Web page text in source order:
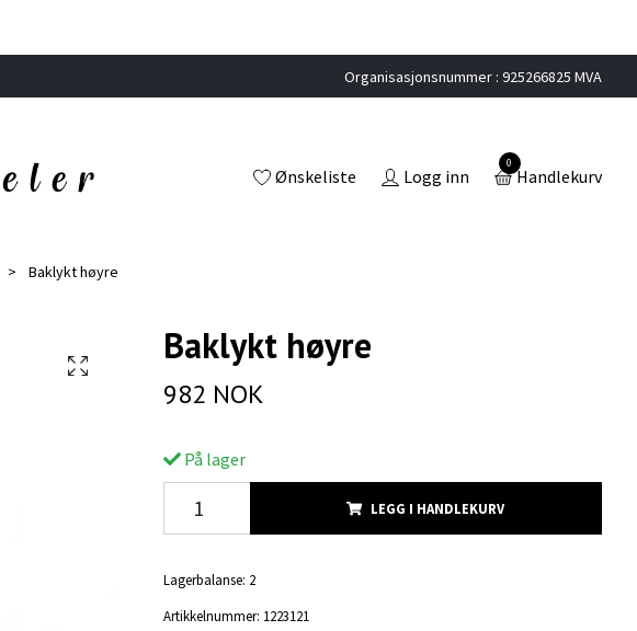
Organisasjonsnummer : 925266825 MVA
Ønskeliste Logg inn
0
Handlekurv
Baklykt høyre
Baklykt høyre
982 NOK
På lager
LEGG I HANDLEKURV
Lagerbalanse: 2
Artikkelnummer: 1223121